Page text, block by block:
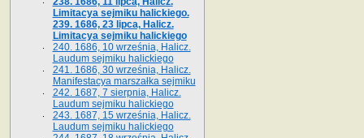
Limitacya sejmiku halickiego.
239. 1686, 23 lipca, Halicz.
Limitacya sejmiku halickiego
240. 1686, 10 września, Halicz.
Laudum sejmiku halickiego
241. 1686, 30 września, Halicz.
Manifestacya marszałka sejmiku
242. 1687, 7 sierpnia, Halicz.
Laudum sejmiku halickiego
243. 1687, 15 września, Halicz.
Laudum sejmiku halickiego